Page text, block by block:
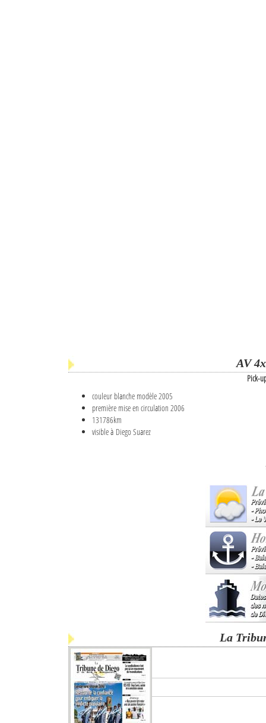
AV
Pick-
couleur blanche modèle 2005
première mise en circulation 2006
131786km
visible à Diego Suarez
La